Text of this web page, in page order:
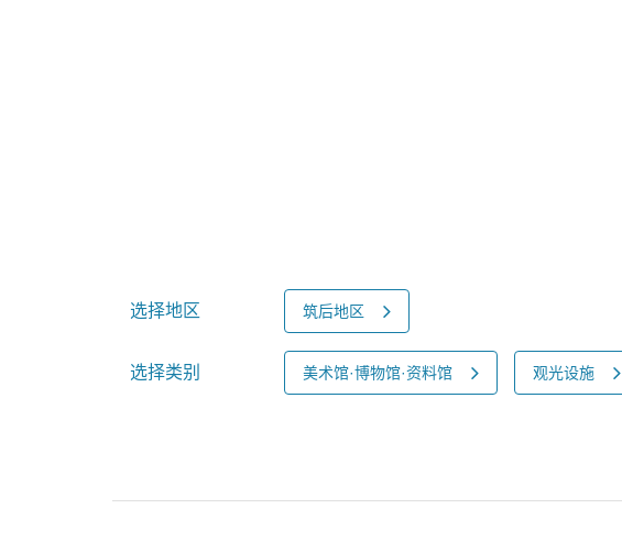
选择地区 筑后地区
选择类别 美术馆·博物馆·资料馆 观光设施